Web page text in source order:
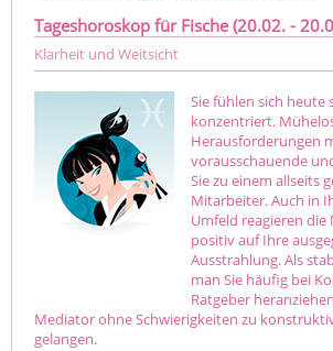
Tageshoroskop für Fische (20.02. -
Klarheit und Weitsicht
Sie fühlen sich heute
konzentriert.
Herausforderungen
vorausschauende
Sie zu einem allseits
Mitarbeiter. Auch in
Umfeld reagieren die
positiv auf Ihre
Ausstrahlung. Als
man Sie häufig bei
Ratgeber
Mediator ohne Schwierigkeiten zu
gelangen.